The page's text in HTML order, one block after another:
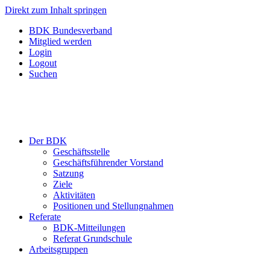
Direkt zum Inhalt springen
BDK Bundesverband
Mitglied werden
Login
Logout
Suchen
Der BDK
Geschäftsstelle
Geschäftsführender Vorstand
Satzung
Ziele
Aktivitäten
Positionen und Stellungnahmen
Referate
BDK-Mitteilungen
Referat Grundschule
Arbeitsgruppen